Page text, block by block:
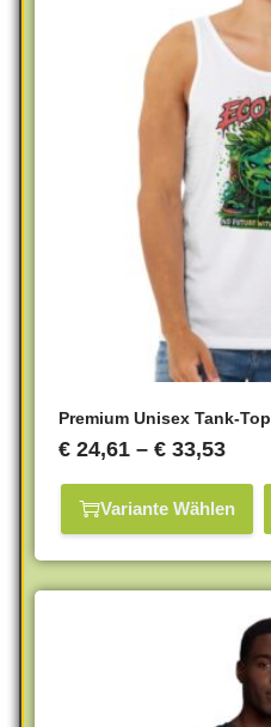
Premium Unisex Tank-Top
€ 24,61 – € 33,53
Variante Wählen